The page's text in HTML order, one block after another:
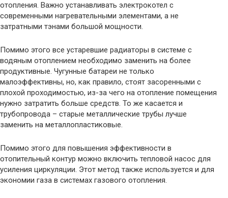
отопления. Важно устанавливать электрокотел с
современными нагревательными элементами, а не
затратными тэнами большой мощности.
Помимо этого все устаревшие радиаторы в системе с
водяным отоплением необходимо заменить на более
продуктивные. Чугунные батареи не только
малоэффективны, но, как правило, стоят засоренными с
плохой проходимостью, из-за чего на отопление помещения
нужно затратить больше средств. То же касается и
трубопровода – старые металлические трубы лучше
заменить на металлопластиковые.
Помимо этого для повышения эффективности в
отопительный контур можно включить тепловой насос для
усиления циркуляции. Этот метод также используется и для
экономии газа в системах газового отопления.